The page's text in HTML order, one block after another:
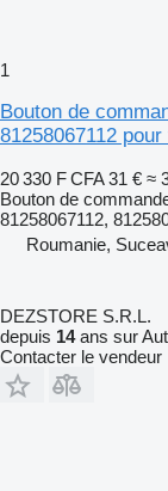
1
Bouton de
81258067112
20 330 F CFA 31 € ≈
Bouton de
81258067112,
Roumanie,
DEZSTORE S.R.L.
depuis 14ans sur
Contacter le vendeur